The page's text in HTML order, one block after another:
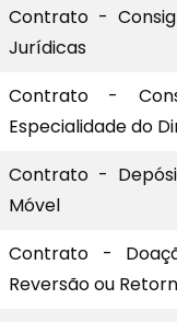
Contrato -
Jurídicas
Contrato -
Especialidade do
Contrato -
Móvel
Contrato -
Reversão ou